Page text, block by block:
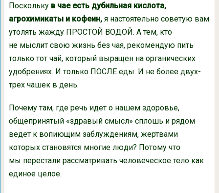
Поскольку в чае есть дубильная кислота,
агрохимикаты и кофеин,я настоятельно советую вам
утолять жажду ПРОСТОЙ ВОДОЙ. А тем, кто
не мыслит свою жизнь без чая, рекомендую пить
только тот чай, который выращен на органических
удобрениях. И только ПОСЛЕ еды. И не более двух-
трех чашек в день.
Почему там, где речь идет о нашем здоровье,
общепринятый «здравый смысл» сплошь и рядом
ведет к вопиющим заблуждениям, жертвами
которых становятся многие люди? Потому что
мы перестали рассматривать человеческое тело как
единое целое.